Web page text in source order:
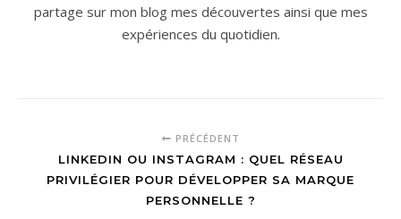
partage sur mon blog mes découvertes ainsi que mes
expériences du quotidien.
PRÉCÉDENT
LINKEDIN OU INSTAGRAM : QUEL RÉSEAU
PRIVILÉGIER POUR DÉVELOPPER SA MARQUE
PERSONNELLE ?